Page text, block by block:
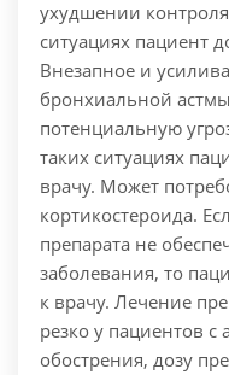
ухудшении
ситуациях пациент
Внезапное и
бронхиальной
потенциальную
таких ситуациях
врачу. Может
кортикостероида.
препарата не
заболевания, то
к врачу. Лечение
резко у пациентов с
обострения, дозу